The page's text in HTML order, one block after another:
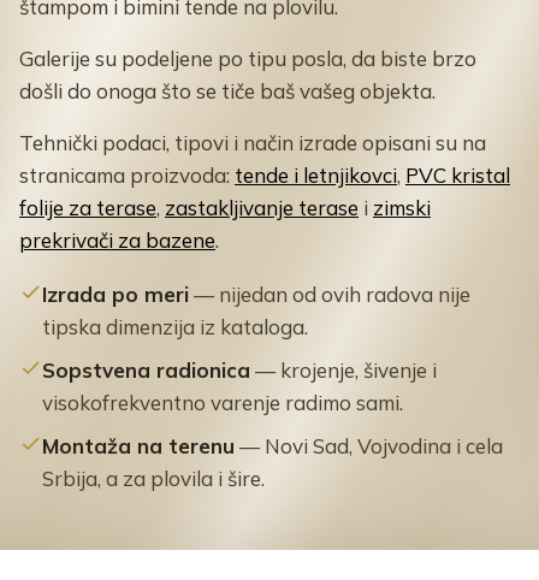
štampom i bimini tende na plovilu.
Galerije su podeljene po tipu posla, da biste brzo
došli do onoga što se tiče baš vašeg objekta.
Tehnički podaci, tipovi i način izrade opisani su na
stranicama proizvoda: tende i letnjikovci, PVC kristal
folije za terase, zastakljivanje terase i zimski
prekrivači za bazene.
Izrada po meri— nijedan od ovih radova nije
tipska dimenzija iz kataloga.
Sopstvena radionica — krojenje, šivenje i
visokofrekventno varenje radimo sami.
Montaža na terenu — Novi Sad, Vojvodina i cela
Srbija, a za plovila i šire.